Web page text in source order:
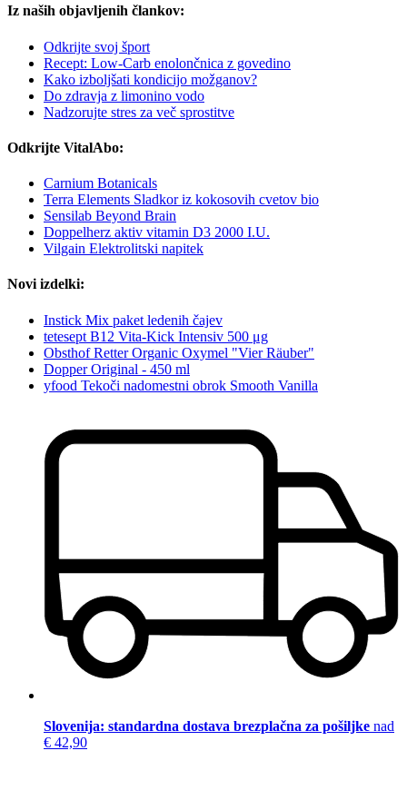
Iz naših objavljenih člankov:
Odkrijte svoj šport
Recept: Low-Carb enolončnica z govedino
Kako izboljšati kondicijo možganov?
Do zdravja z limonino vodo
Nadzorujte stres za več sprostitve
Odkrijte VitalAbo:
Carnium Botanicals
Terra Elements Sladkor iz kokosovih cvetov bio
Sensilab Beyond Brain
Doppelherz aktiv vitamin D3 2000 I.U.
Vilgain Elektrolitski napitek
Novi izdelki:
Instick Mix paket ledenih čajev
tetesept B12 Vita-Kick Intensiv 500 μg
Obsthof Retter Organic Oxymel "Vier Räuber"
Dopper Original - 450 ml
yfood Tekoči nadomestni obrok Smooth Vanilla
Slovenija: standardna dostava brezplačna za pošiljke nad
€ 42,90